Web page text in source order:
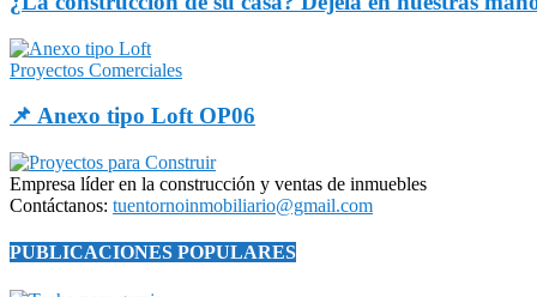
Proyectos Comerciales
📌 Anexo tipo Loft OP06
Empresa líder en la construcción y ventas de inmuebles
Contáctanos: tuentornoinmobiliario@gmail.com
PUBLICACIONES POPULARES